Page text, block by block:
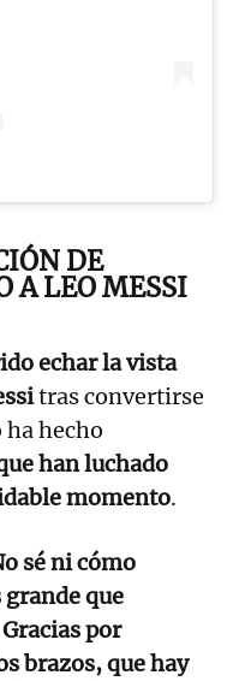
DE
A LEO MESSI
echar la vista
tras convertirse
hecho
han luchado
momento.
sé ni cómo
que
por
brazos, que hay